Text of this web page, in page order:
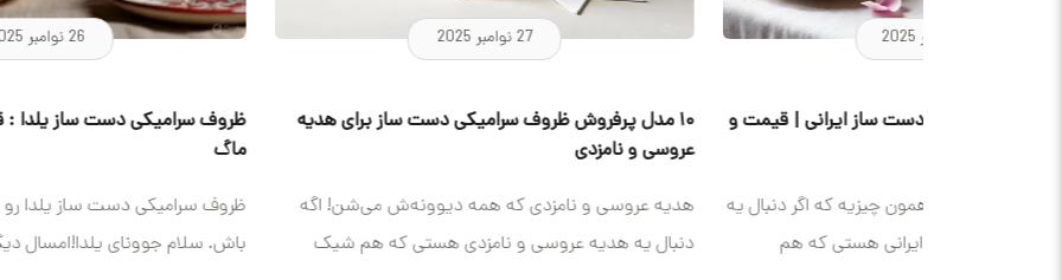
27 نوامبر 2025
۱۰ مدل پرفروش ظروف سرامیکی دست‌ ساز برای هدیه
هدیه عروسی و نامزدی که همه دیوونه‌ش می‌شن! اگه
دنبال یه هدیه عروسی و نامزدی هستی که هم شیک
26 نوامبر 2025
ظروف سرامیکی دست ساز یلدا : قرمز اناری، انار، ماهی و
ظروف سرامیکی دست ساز یلدا رو میخوای با من همراه
باش. سلام جوونای یلدا!امسال دیگه حال اون بشقابای